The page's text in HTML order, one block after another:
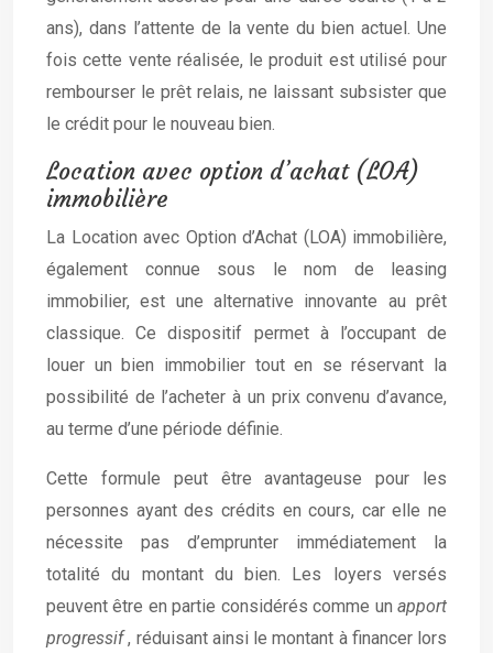
ans), dans l’attente de la vente du bien actuel. Une
fois cette vente réalisée, le produit est utilisé pour
rembourser le prêt relais, ne laissant subsister que
le crédit pour le nouveau bien.
Location avec option d’achat (LOA)
immobilière
La Location avec Option d’Achat (LOA) immobilière,
également connue sous le nom de leasing
immobilier, est une alternative innovante au prêt
classique. Ce dispositif permet à l’occupant de
louer un bien immobilier tout en se réservant la
possibilité de l’acheter à un prix convenu d’avance,
au terme d’une période définie.
Cette formule peut être avantageuse pour les
personnes ayant des crédits en cours, car elle ne
nécessite pas d’emprunter immédiatement la
totalité du montant du bien. Les loyers versés
peuvent être en partie considérés comme un apport
progressif, réduisant ainsi le montant à financer lors